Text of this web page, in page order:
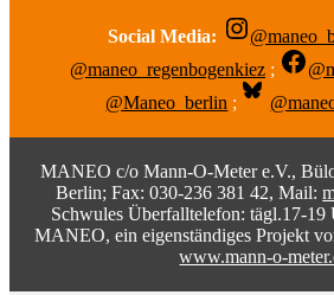
Social Media:
@maneo_regenbogenkiez ;
@Maneo_berlin ;
MANEO c/o Mann-O-Meter e.V.,
Berlin; Fax: 030-236 381 42, Mail:
Schwules Überfalltelefon: tägl.17-19
MANEO, ein eigenständiges Projekt
www.mann-o-